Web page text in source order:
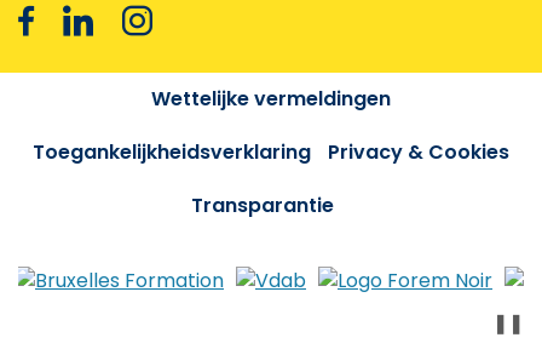
Wettelijke vermeldingen
Toegankelijkheidsverklaring
Privacy & Cookies
Transparantie
❚❚